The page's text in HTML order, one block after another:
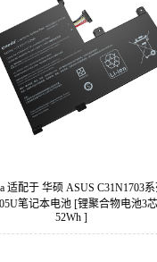
适配于 华硕 ASUS C31N1703
笔记本电池 [锂聚合物电池3芯
52Wh ]